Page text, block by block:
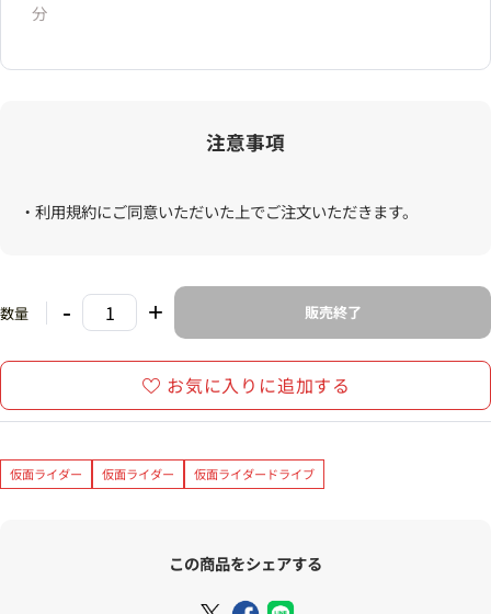
分
注意事項
・利用規約にご同意いただいた上でご注文いただきます。
数量 - + 販売終了
お気に入りに追加する
仮面ライダー 仮面ライダー 仮面ライダードライブ
この商品をシェアする